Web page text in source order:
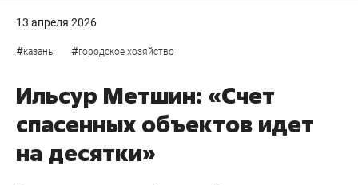
13 апреля 2026
#казань #городское хозяйство
Ильсур Метшин: «Счет
спасенных объектов идет
на десятки»